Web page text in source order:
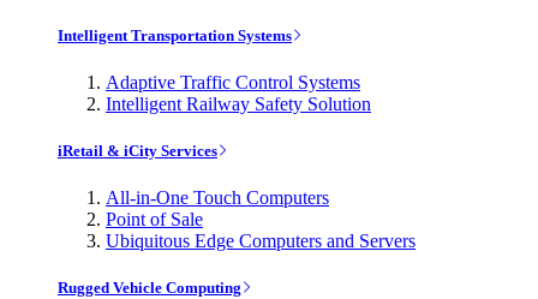
Intelligent Transportation Systems
Adaptive Traffic Control Systems
Intelligent Railway Safety Solution
iRetail & iCity Services
All-in-One Touch Computers
Point of Sale
Ubiquitous Edge Computers and Servers
Rugged Vehicle Computing